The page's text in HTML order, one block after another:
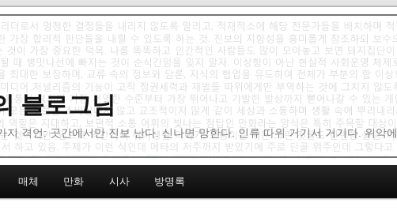
블로그님
격언: 곳간에서만 진보 난다. 신나면 망한다. 인류 따위 거기서 거기다. 위악
매체 만화 시사 방명록